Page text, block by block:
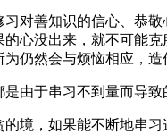
善知识的信心、恭敬
心没出来，就不可能
仍然会与烦恼相应，
于串习不到量而导致
，如果能不断地串习